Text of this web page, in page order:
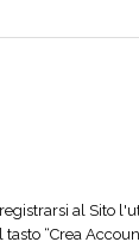
al Sito
“Crea